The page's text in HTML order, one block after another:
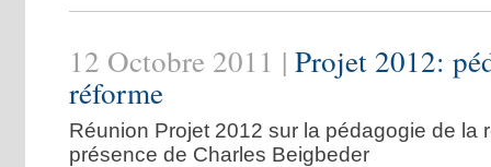
12 Octobre 2011 | Projet 2012:
réforme
Réunion Projet 2012 sur la pédagogie de la
présence de Charles Beigbeder